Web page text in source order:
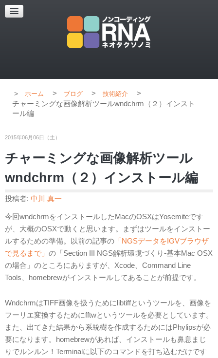
超解像顕微鏡
超解像顕微鏡の紹介
ホーム > ブログ > 技術紹介
>
チャーミングな画像解析ツールwndchrm（２）インスト
ール編
2015年06月06日（土）
チャーミングな画像解析ツール
wndchrm（２）インストール編
投稿者: 中川 真一
今回wndchrmをインストールしたMacのOSXはYosemiteです
が、大概のOSXで動くと思います。まずはツールをインストー
ルするための準備。以前の記事の 「NGSデータをIGVブラウザ
で見るまで」 の「Section III NGS解析環境づくり-基本Mac OSX
の場合」のところにありますが、Xcode、Command Line
Tools、homebrewがインストールしてあることが前提です。
WndchrmはTIFF画像を扱うためにlibtiffというツールを、画像を
フーリエ変換するためにfftwというツールを必要としています。
また、出てきた結果から系統樹を作成するためにはPhylipsが必
要になります。homebrewがあれば、インストールも鼻息まじ
りでルンルン！Terminalに以下のコマンドを打ち込むだけです